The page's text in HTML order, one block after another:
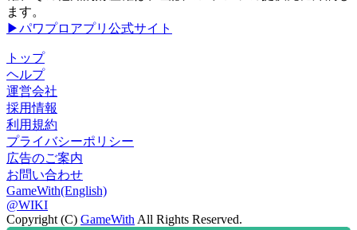
ます。
▶パワプロアプリ公式サイト
トップ
ヘルプ
運営会社
採用情報
利用規約
プライバシーポリシー
広告のご案内
お問い合わせ
GameWith(English)
@WIKI
Copyright (C) GameWith All Rights Reserved.